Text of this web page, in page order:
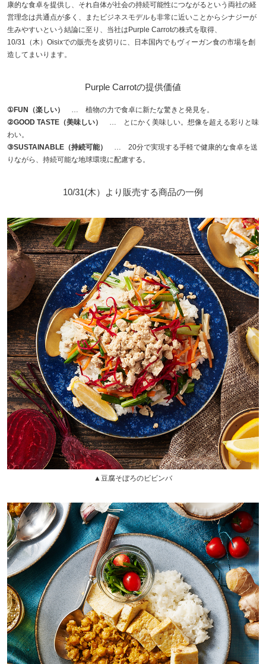
康的な食卓を提供し、それ自体が社会の持続可能性につながるという両社の経
営理念は共通点が多く、またビジネスモデルも非常に近いことからシナジーが
生みやすいという結論に至り、当社はPurple Carrotの株式を取得、
10/31（木）Oisixでの販売を皮切りに、日本国内でもヴィーガン食の市場を創
造してまいります。
Purple Carrotの提供価値
①FUN（楽しい）
… 植物の力で食卓に新たな驚きと発見を。
②GOOD TASTE（美味しい）
… とにかく美味しい。想像を超える彩りと味
わい。
③SUSTAINABLE（持続可能）
… 20分で実現する手軽で健康的な食卓を送
りながら、持続可能な地球環境に配慮する。
10/31(木）より販売する商品の一例
▲豆腐そぼろのビビンバ